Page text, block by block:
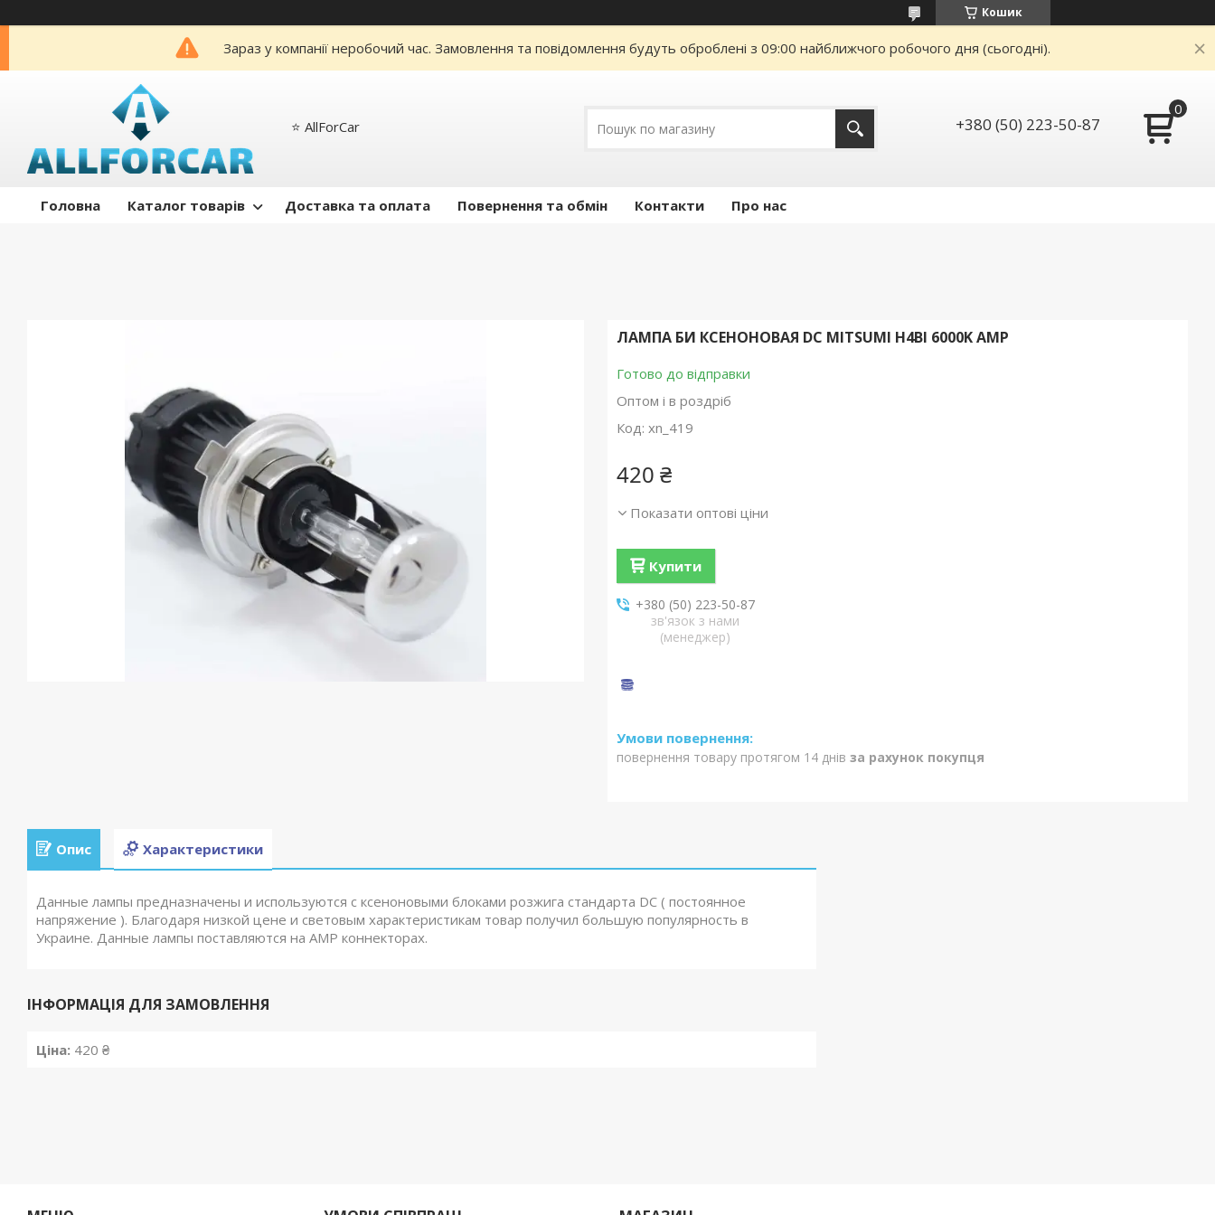
Кошик
Зараз у компанії неробочий час. Замовлення та повідомлення будуть оброблені з 09:00 найближчого робочого дня (сьогодні).
⭐️ AllForCar +380 (50) 223-50-87
Головна Каталог товарів Доставка та оплата Повернення та обмін Контакти Про нас
ЛАМПА БИ КСЕНОНОВАЯ DC MITSUMI H4BI 6000K AMP
Готово до відправки
Оптом і в роздріб
Код: xn_419
420 ₴
Показати оптові ціни
Купити
+380 (50) 223-50-87
зв'язок з нами
(менеджер)
повернення товару протягом 14 днів за рахунок покупця
Опис Характеристики
Данные лампы предназначены и используются с ксеноновыми блоками розжига стандарта DC ( постоянное
напряжение ). Благодаря низкой цене и световым характеристикам товар получил большую популярность в
Украине. Данные лампы поставляются на АМР коннекторах.
ІНФОРМАЦІЯ ДЛЯ ЗАМОВЛЕННЯ
Ціна: 420 ₴